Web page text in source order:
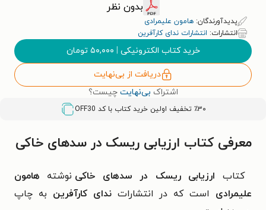
بدون نظر
پدیدآورندگان: هامون علیمرادی
انتشارات: انتشارات ندای کارآفرین
خرید کتاب الکترونیکی | ۵۰,۰۰۰ تومان
دریافت از بی‌نهایت
اشتراک بی‌نهایت چیست؟
٪۳۰ تخفیف اولین خرید کتاب با کد OFF30
معرفی کتاب ارزیابی ریسک در سدهای خاکی
کتاب ارزیابی ریسک در سدهای خاکی نوشته هامون
علیمرادی است که در انتشاراتندای کارآفرین به چاپ